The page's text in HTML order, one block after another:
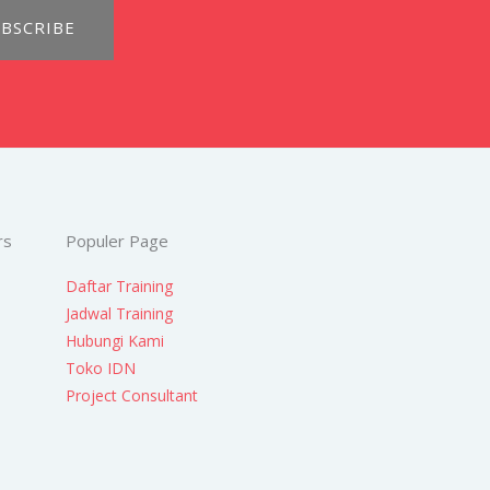
Populer Page
Daftar Training
Jadwal Training
Hubungi Kami
Toko IDN
Project Consultant